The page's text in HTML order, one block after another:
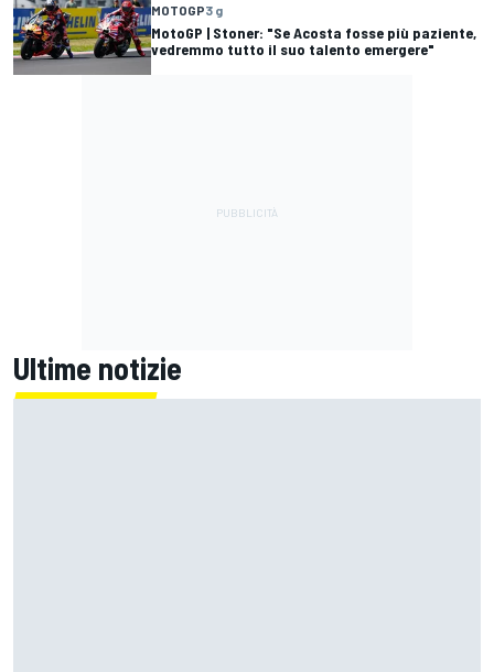
MOTOGP3 g
MotoGP | Stoner: "Se Acosta fosse più paziente,
vedremmo tutto il suo talento emergere"
Ultime notizie